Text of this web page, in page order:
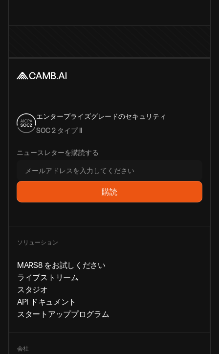
エンタープライズグレードのセキュリティ
SOC 2 タイプ II
ニュースレターを購読する
ソリューション
MARS8 をお試しください
ライブストリーム
スタジオ
API ドキュメント
スタートアッププログラム
会社